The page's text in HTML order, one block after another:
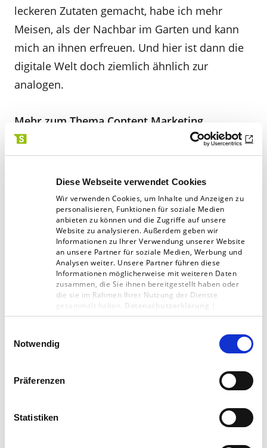
Diese Webseite verwendet Cookies
Wir verwenden Cookies, um Inhalte und Anzeigen zu
personalisieren, Funktionen für soziale Medien
anbieten zu können und die Zugriffe auf unsere
Website zu analysieren. Außerdem geben wir
Informationen zu Ihrer Verwendung unserer Website
an unsere Partner für soziale Medien, Werbung und
Analysen weiter. Unsere Partner führen diese
Informationen möglicherweise mit weiteren Daten
zusammen, die Sie ihnen bereitgestellt haben oder
die sie im Rahmen Ihrer Nutzung der Dienste
gesammelt haben. Datenschutzerklärung
Impressum
Notwendig
Präferenzen
Statistiken
leckeren Zutaten gemacht, habe ich mehr
Meisen, als der Nachbar im Garten und kann
mich an ihnen erfreuen. Und hier ist dann die
digitale Welt doch ziemlich ähnlich zur
analogen.
Mehr zum Thema Content Marketing
Content Marketing definiert
Wichtig fürs Content Marketing: Die richtigen
„Tags“ setzen
Foto: Tatiana Katsai / shutterstock.com
Artikel teilen: